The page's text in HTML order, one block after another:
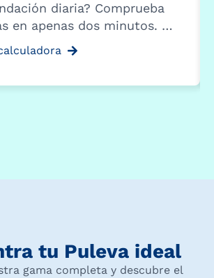
diaria? Comprueba
en apenas dos minutos. …
tu Puleva ideal
gama completa y descubre el